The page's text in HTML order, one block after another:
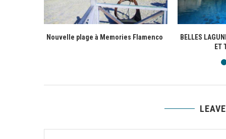
Nouvelle plage à Memories Flamenco
BELLES
ET